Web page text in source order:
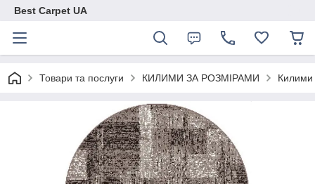
Best Carpet UA
Товари та послуги КИЛИМИ ЗА РОЗМІРАМИ Килими